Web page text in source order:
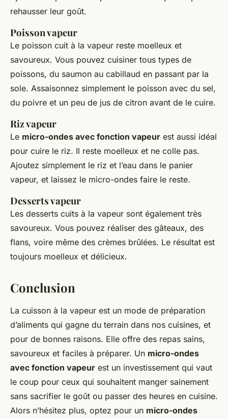
rehausser leur goût.
Poisson vapeur
Le poisson cuit à la vapeur reste moelleux et
savoureux. Vous pouvez cuisiner tous types de
poissons, du saumon au cabillaud en passant par la
sole. Assaisonnez simplement le poisson avec du sel,
du poivre et un peu de jus de citron avant de le cuire.
Riz vapeur
Le micro-ondes avec fonction vapeur est aussi idéal
pour cuire le riz. Il reste moelleux et ne colle pas.
Ajoutez simplement le riz et l’eau dans le panier
vapeur, et laissez le micro-ondes faire le reste.
Desserts vapeur
Les desserts cuits à la vapeur sont également très
savoureux. Vous pouvez réaliser des gâteaux, des
flans, voire même des crèmes brûlées. Le résultat est
toujours moelleux et délicieux.
Conclusion
La cuisson à la vapeur est un mode de préparation
d’aliments qui gagne du terrain dans nos cuisines, et
pour de bonnes raisons. Elle offre des repas sains,
savoureux et faciles à préparer. Un micro-ondes
avec fonction vapeur est un investissement qui vaut
le coup pour ceux qui souhaitent manger sainement
sans sacrifier le goût ou passer des heures en cuisine.
Alors n’hésitez plus, optez pour un micro-ondes